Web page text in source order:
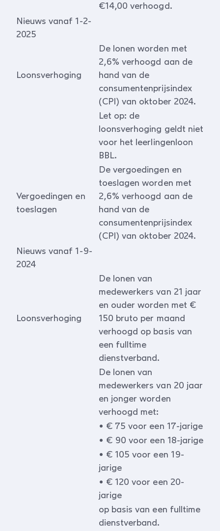
€14,00 verhoogd.
Nieuws vanaf 1-2-
2025
Loonsverhoging
De lonen worden met
2,6% verhoogd aan de
hand van de
consumentenprijsindex
(CPI) van oktober 2024.
Let op: de
loonsverhoging geldt niet
voor het leerlingenloon
BBL.
Vergoedingen en
toeslagen
De vergoedingen en
toeslagen worden met
2,6% verhoogd aan de
hand van de
consumentenprijsindex
(CPI) van oktober 2024.
Nieuws vanaf 1-9-
2024
Loonsverhoging
De lonen van
medewerkers van 21 jaar
en ouder worden met €
150 bruto per maand
verhoogd op basis van
een fulltime
dienstverband.
De lonen van
medewerkers van 20 jaar
en jonger worden
verhoogd met:
• € 75 voor een 17-jarige
• € 90 voor een 18-jarige
• € 105 voor een 19-
jarige
• € 120 voor een 20-
jarige
op basis van een fulltime
dienstverband.